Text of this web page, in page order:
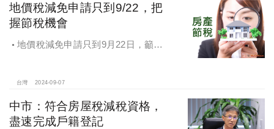
地價稅減免申請只到9/22，把
握節稅機會
地價稅減免申請只到9月22日，籲民
台灣 2024-09-07
中市：符合房屋稅減稅資格，
盡速完成戶籍登記